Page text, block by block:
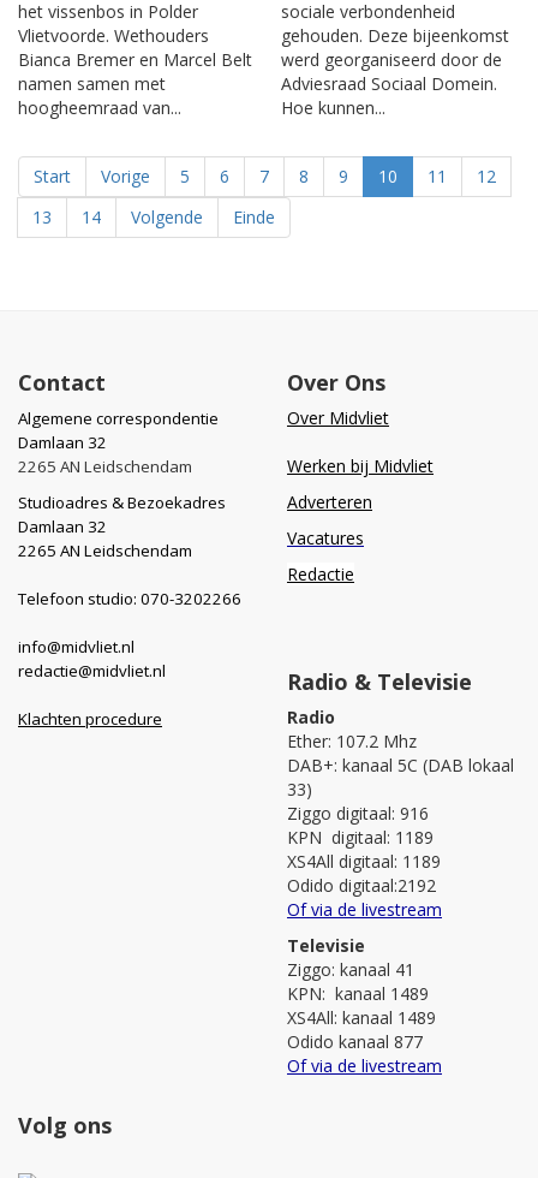
het vissenbos in Polder
Vlietvoorde. Wethouders
Bianca Bremer en Marcel Belt
namen samen met
hoogheemraad van...
sociale verbondenheid
gehouden. Deze bijeenkomst
werd georganiseerd door de
Adviesraad Sociaal Domein.
Hoe kunnen...
Start Vorige 5 6 7 8 9 10 11
12
13
14 Volgende Einde
Contact
Algemene correspondentie
Damlaan 32
2265 AN Leidschendam
Studioadres & Bezoekadres
Damlaan 32
2265 AN Leidschendam
Telefoon studio: 070-3202266
info@midvliet.nl
redactie@midvliet.nl
Klachten procedure
Over Ons
Over Midvliet
Werken bij Midvliet
Adverteren
Vacatures
Redactie
Radio & Televisie
Radio
Ether: 107.2 Mhz
DAB+: kanaal 5C (DAB lokaal
33)
Ziggo digitaal: 916
KPN digitaal: 1189
XS4All digitaal: 1189
Odido digitaal:2192
Of via de livestream
Televisie
Ziggo: kanaal 41
KPN: kanaal 1489
XS4All: kanaal 1489
Odido kanaal 877
Of via de livestream
Volg ons